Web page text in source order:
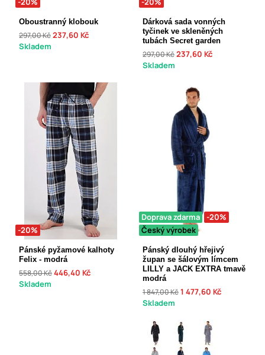
Oboustranný klobouk
297,00 Kč237,60 Kč
Skladem
Dárková sada vonných
tyčinek ve skleněných
tubách Secret garden
297,00 Kč237,60 Kč
Skladem
-20%
Pánské pyžamové kalhoty
Felix - modrá
558,00 Kč446,40 Kč
Skladem
Doprava zdarma
-20%
Český výrobek
Pánský dlouhý hřejivý
župan se šálovým límcem
LILLY a JACK EXTRA tmavě
modrá
1 847,00 Kč1 477,60 Kč
Skladem